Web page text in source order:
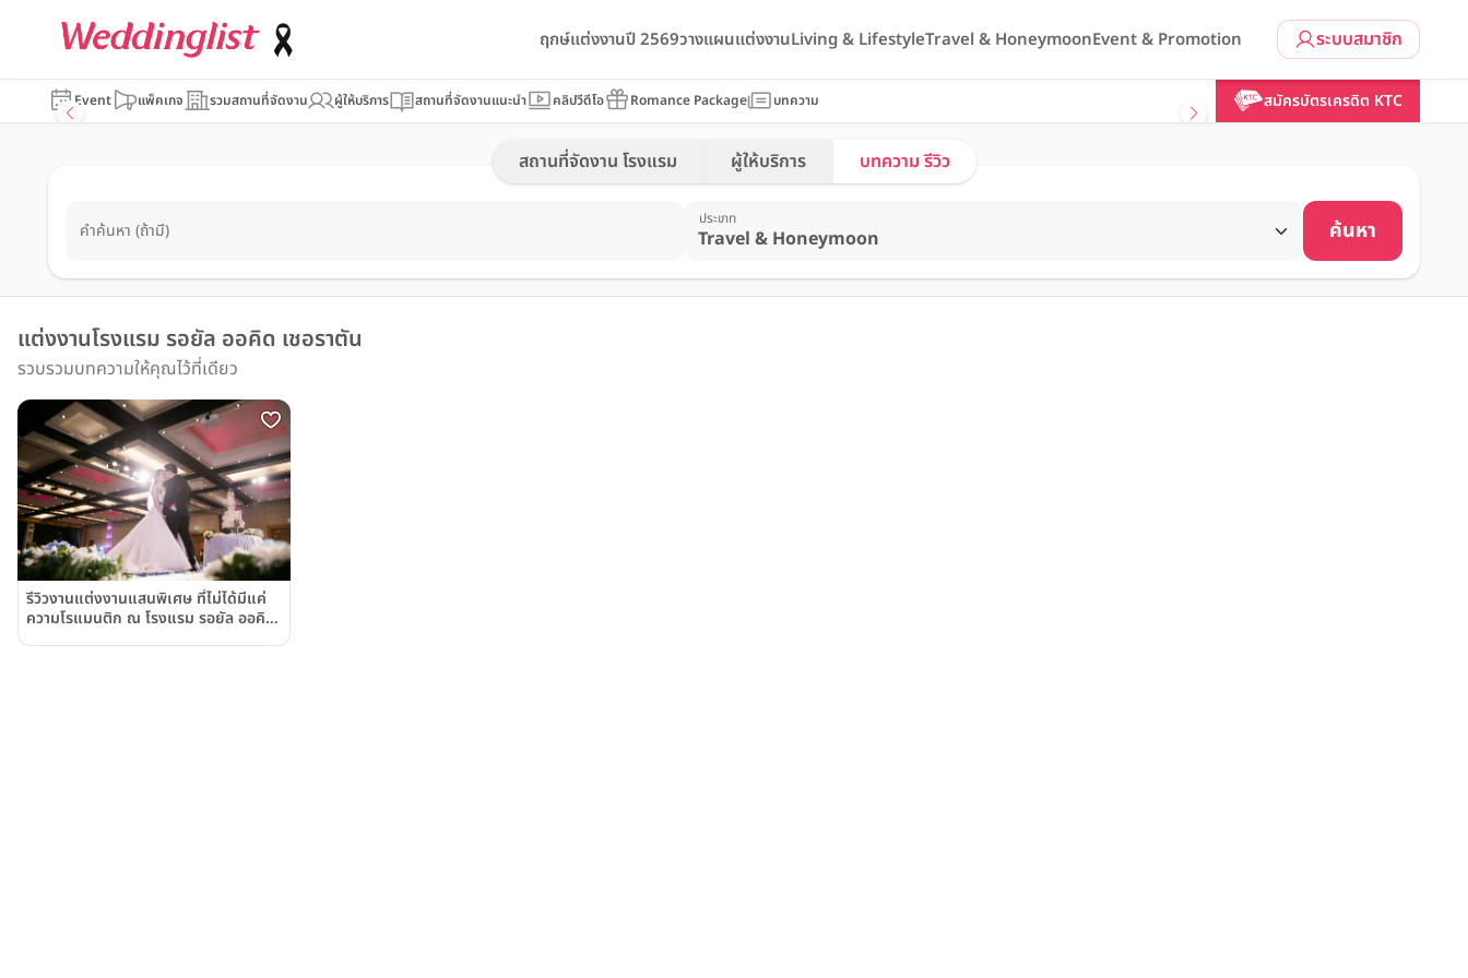
ระบบสมาชิก
ฤกษ์แต่งงานปี 2569วางแผนแต่งงานLiving & LifestyleTravel & HoneymoonEvent & Promotion
Event แพ็คเกจ รวมสถานที่จัดงาน ผู้ให้บริการ สถานที่จัดงานแนะนำ คลิปวีดีโอ Romance Package บทความ สมัครบัตรเครดิต KTC
สถานที่จัดงาน โรงแรม ผู้ให้บริการ บทความ รีวิว
คำค้นหา (ถ้ามี)
ประเภท ค้นหา
แต่งงานโรงแรม รอยัล ออคิด เชอราตัน
รวบรวมบทความให้คุณไว้ที่เดียว
รีวิวงานแต่งงานแสนพิเศษ ที่ไม่ได้มีแค่
ความโรแมนติก ณ โรงแรม รอยัล ออคิด